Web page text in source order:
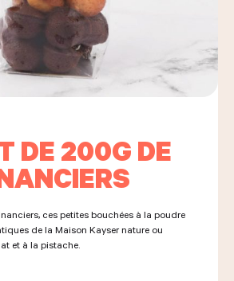
DE 200G DE
ces petites bouchées à la poudre
de la Maison Kayser nature ou
et à la pistache.